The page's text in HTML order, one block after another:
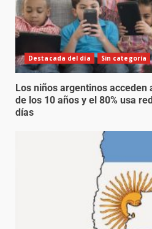
Destacada del día Sin categoría
Los niños argentinos
de los 10 años y el 80% usa
días